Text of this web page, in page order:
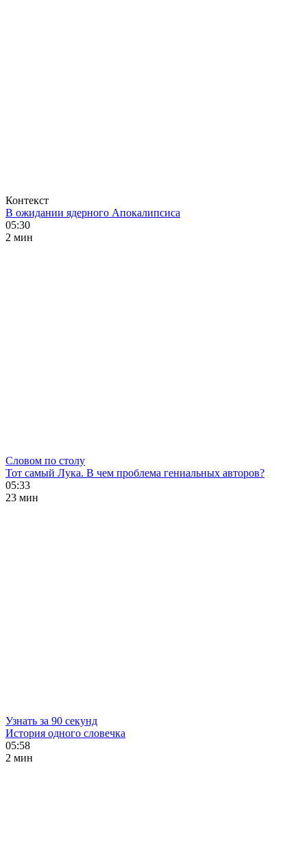
Контекст
В ожидании ядерного Апокалипсиса
05:30
2 мин
Словом по столу
Тот самый Лука. В чем проблема гениальных авторов?
05:33
23 мин
Узнать за 90 секунд
История одного словечка
05:58
2 мин